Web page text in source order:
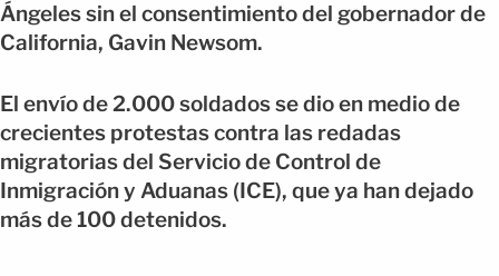
Ángeles sin el consentimiento del gobernador de
California, Gavin Newsom.
El envío de 2.000 soldados se dio en medio de
crecientes protestas contra las redadas
migratorias del Servicio de Control de
Inmigración y Aduanas (ICE), que ya han dejado
más de 100 detenidos.